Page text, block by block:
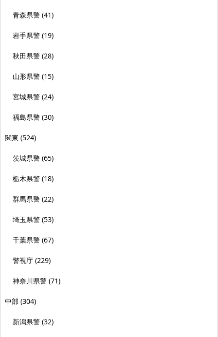
青森県警 (41)
岩手県警 (19)
秋田県警 (28)
山形県警 (15)
宮城県警 (24)
福島県警 (30)
関東 (524)
茨城県警 (65)
栃木県警 (18)
群馬県警 (22)
埼玉県警 (53)
千葉県警 (67)
警視庁 (229)
神奈川県警 (71)
中部 (304)
新潟県警 (32)